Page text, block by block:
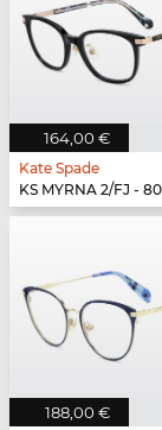
164,00 €
Kate Spade
KS MYRNA 2/FJ -
188,00 €